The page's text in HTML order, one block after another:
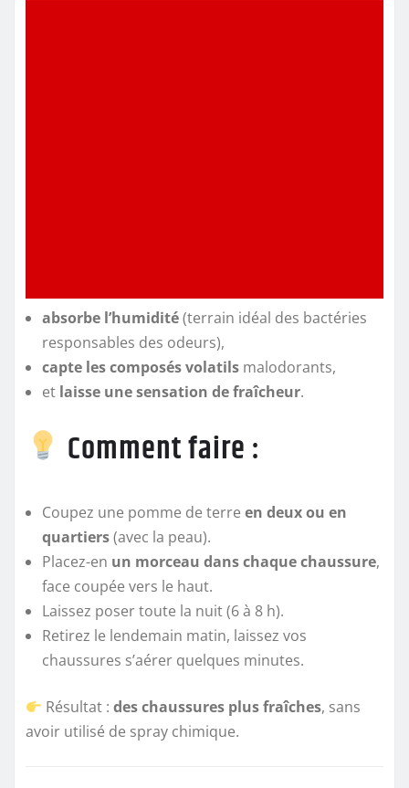
absorbe l’humidité(terrain idéal des bactéries
responsables des odeurs),
capte les composés volatils malodorants,
et laisse une sensation de fraîcheur.
Comment faire :
Coupez une pomme de terre en deux ou en
quartiers(avec la peau).
Placez-en un morceau dans chaque chaussure,
face coupée vers le haut.
Laissez poser toute la nuit (6 à 8 h).
Retirez le lendemain matin, laissez vos
chaussures s’aérer quelques minutes.
Résultat :des chaussures plus fraîches, sans
avoir utilisé de spray chimique.